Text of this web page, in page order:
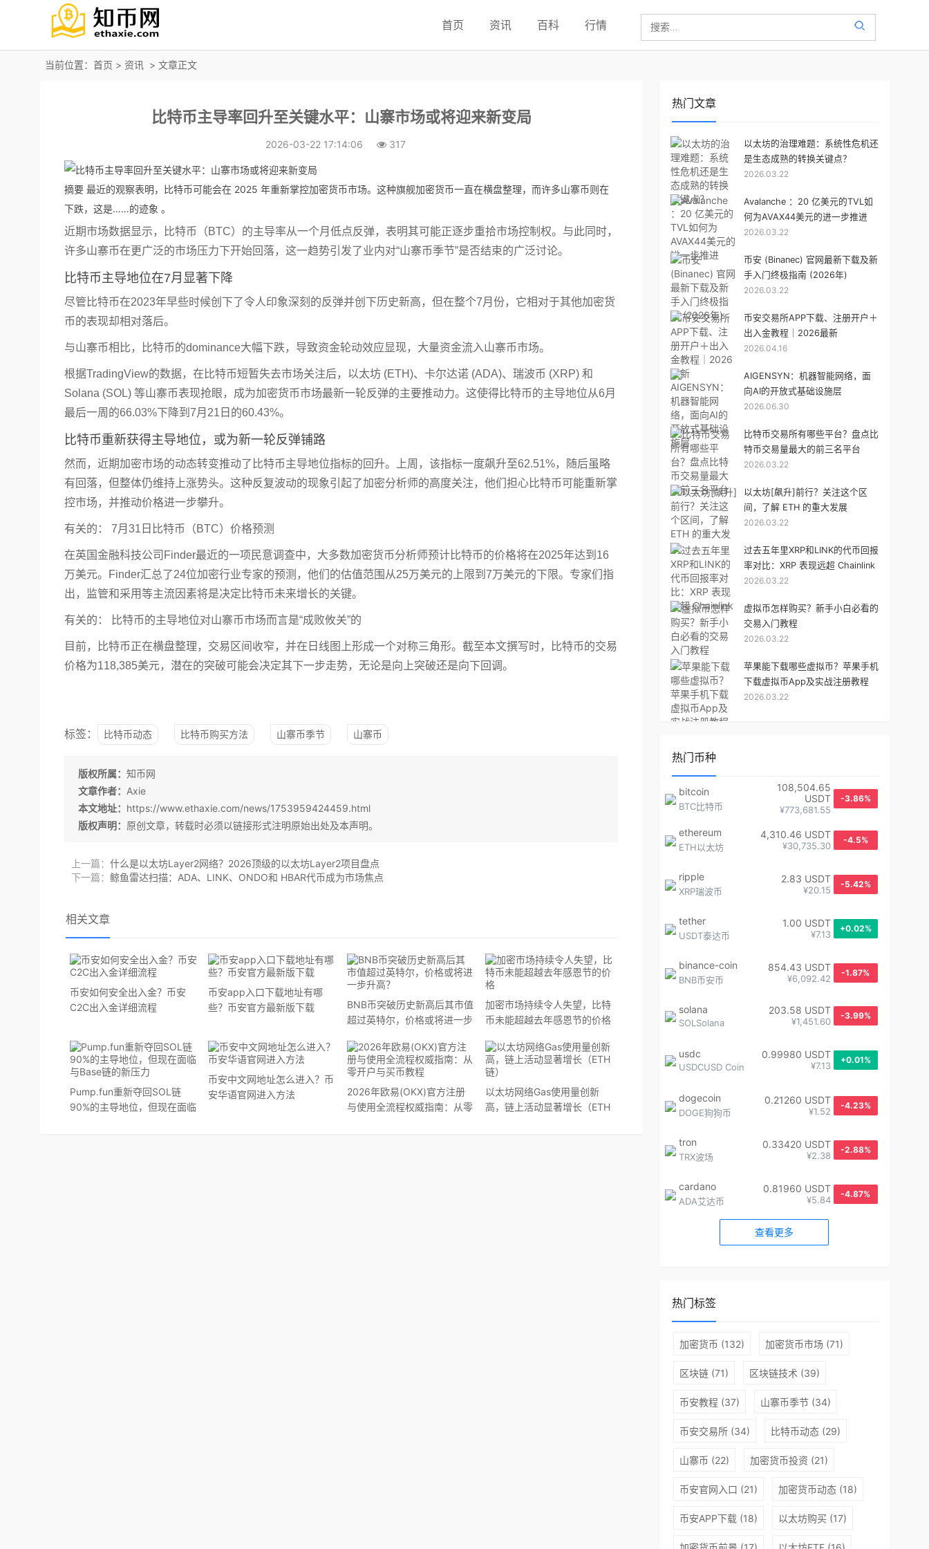
首页 资讯 百科 行情
当前位置： 首页 > 资讯 > 文章正文
比特币主导率回升至关键水平：山寨市场或将迎来新变局
2026-03-22 17:14:06 317
摘要 最近的观察表明，比特币可能会在 2025 年重新掌控加密货币市场。这种旗舰加密货币一直在横盘整理，而许多山寨币则在
下跌，这是……的迹象 。
近期市场数据显示，比特币（BTC）的主导率从一个月低点反弹，表明其可能正逐步重拾市场控制权。与此同时，
许多山寨币在更广泛的市场压力下开始回落，这一趋势引发了业内对“山寨币季节”是否结束的广泛讨论。
比特币主导地位在7月显著下降
尽管比特币在2023年早些时候创下了令人印象深刻的反弹并创下历史新高，但在整个7月份，它相对于其他加密货
币的表现却相对落后。
与山寨币相比，比特币的dominance大幅下跌，导致资金轮动效应显现，大量资金流入山寨币市场。
根据TradingView的数据，在比特币短暂失去市场关注后，以太坊 (ETH)、卡尔达诺 (ADA)、瑞波币 (XRP) 和
Solana (SOL) 等山寨币表现抢眼，成为加密货币市场最新一轮反弹的主要推动力。这使得比特币的主导地位从6月
最后一周的66.03%下降到7月21日的60.43%。
比特币重新获得主导地位，或为新一轮反弹铺路
然而，近期加密市场的动态转变推动了比特币主导地位指标的回升。上周，该指标一度飙升至62.51%，随后虽略
有回落，但整体仍维持上涨势头。这种反复波动的现象引起了加密分析师的高度关注，他们担心比特币可能重新掌
控市场，并推动价格进一步攀升。
有关的： 7月31日比特币（BTC）价格预测
在英国金融科技公司Finder最近的一项 民意调查中，大多数加密货币分析师预计比特币的价格将在2025年达到16
万美元。Finder汇总了24位加密行业专家的预测，他们的估值范围从25万美元的上限到7万美元的下限。专家们指
出，监管和采用等主流因素将是决定比特币未来增长的关键。
有关的： 比特币的主导地位对山寨币市场而言是“成败攸关”的
目前，比特币正在横盘整理，交易区间收窄，并在日线图上形成一个对称三角形。截至本文撰写时，比特币的交易
价格为118,385美元，潜在的突破可能会决定其下一步走势，无论是向上突破还是向下回调。
标签： 比特币动态 比特币购买方法 山寨币季节 山寨币
版权所属： 知币网
文章作者： Axie
本文地址： https://www.ethaxie.com/news/1753959424459.html
版权声明： 原创文章，转载时必须以链接形式注明原始出处及本声明。
上一篇： 什么是以太坊Layer2网络？2026顶级的以太坊Layer2项目盘点
下一篇： 鲸鱼雷达扫描：ADA、LINK、ONDO和 HBAR代币成为市场焦点
相关文章
币安如何安全出入金？币安
C2C出入金详细流程
币安app入口下载地址有哪
些？币安官方最新版下载
BNB币突破历史新高后其市值
超过英特尔，价格或将进一步
加密市场持续令人失望，比特
币未能超越去年感恩节的价格
Pump.fun重新夺回SOL链
90%的主导地位，但现在面临
币安中文网地址怎么进入？币
安华语官网进入方法
2026年欧易(OKX)官方注册
与使用全流程权威指南：从零
以太坊网络Gas使用量创新
高，链上活动显著增长（ETH
热门文章
以太坊的治理难题：系统性危机还
是生态成熟的转换关键点？
2026.03.22
Avalanche ：20 亿美元的TVL如
何为AVAX44美元的进一步推进
2026.03.22
币安 (Binanec) 官网最新下载及新
手入门终极指南 (2026年)
2026.03.22
币安交易所APP下载、注册开户＋
出入金教程｜2026最新
2026.04.16
AIGENSYN：机器智能网络，面
向AI的开放式基础设施层
2026.06.30
比特币交易所有哪些平台？盘点比
特币交易量最大的前三名平台
2026.03.22
以太坊[飙升]前行？关注这个区
间，了解 ETH 的重大发展
2026.03.22
过去五年里XRP和LINK的代币回报
率对比：XRP 表现远超 Chainlink
2026.03.22
虚拟币怎样购买？新手小白必看的
交易入门教程
2026.03.22
苹果能下载哪些虚拟币？苹果手机
下载虚拟币App及实战注册教程
2026.03.22
热门币种
bitcoin
BTC比特币
108,504.65
USDT
¥773,681.55
-3.86%
ethereum
ETH以太坊
4,310.46 USDT
¥30,735.30
-4.5%
ripple
XRP瑞波币
2.83 USDT
¥20.15
-5.42%
tether
USDT泰达币
1.00 USDT
¥7.13
+0.02%
binance-coin
BNB币安币
854.43 USDT
¥6,092.42
-1.87%
solana
SOLSolana
203.58 USDT
¥1,451.60
-3.99%
usdc
USDCUSD Coin
0.99980 USDT
¥7.13
+0.01%
dogecoin
DOGE狗狗币
0.21260 USDT
¥1.52
-4.23%
tron
TRX波场
0.33420 USDT
¥2.38
-2.88%
cardano
ADA艾达币
0.81960 USDT
¥5.84
-4.87%
查看更多
热门标签
加密货币 (132) 加密货币市场 (71)
区块链(71) 区块链技术 (39)
币安教程(37) 山寨币季节(34)
币安交易所(34) 比特币动态(29)
山寨币 (22) 加密货币投资 (21)
币安官网入口 (21) 加密货币动态(18)
币安APP下载(18) 以太坊购买 (17)